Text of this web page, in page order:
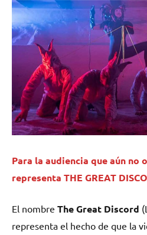
Para la audiencia que aún no
representa THE GREAT
El nombre The Great Discord
representa el hecho de que la